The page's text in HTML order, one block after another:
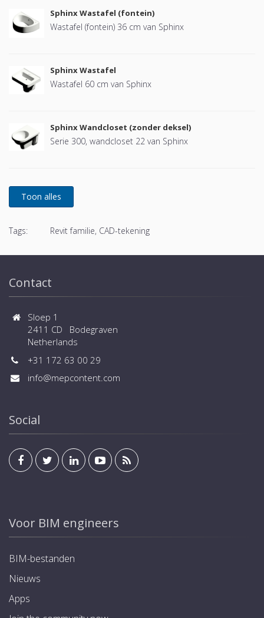
Sphinx Wastafel (fontein)
Wastafel (fontein) 36 cm van Sphinx
Sphinx Wastafel
Wastafel 60 cm van Sphinx
Sphinx Wandcloset (zonder deksel)
Serie 300, wandcloset 22 van Sphinx
Tags: Revit familie, CAD-tekening
Contact
Sloep 1
2411 CD Bodegraven
Netherlands
+31 172 63 00 29
info@mepcontent.com
Social
Voor BIM engineers
BIM-bestanden
Nieuws
Apps